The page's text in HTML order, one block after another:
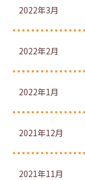
2022年3月
2022年2月
2022年1月
2021年12月
2021年11月